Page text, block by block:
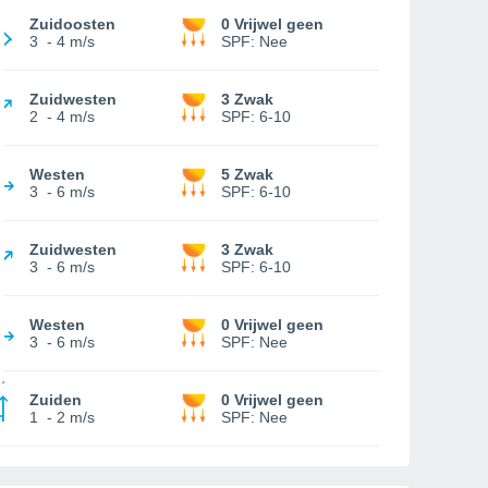
Zuidoosten
3 - 4 m/s
0 Vrijwel geen
SPF: Nee
Zuidwesten
2 - 4 m/s
3 Zwak
SPF: 6-10
Westen
3 - 6 m/s
5 Zwak
SPF: 6-10
Zuidwesten
3 - 6 m/s
3 Zwak
SPF: 6-10
Westen
3 - 6 m/s
0 Vrijwel geen
SPF: Nee
Zuiden
1
- 2 m/s
0 Vrijwel geen
SPF: Nee